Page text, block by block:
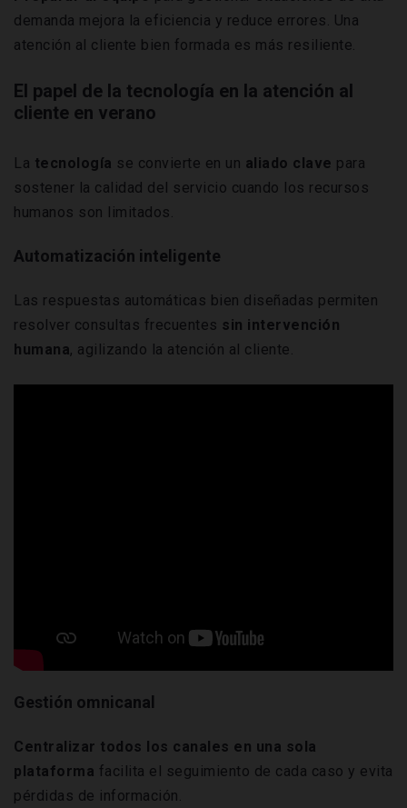
demanda mejora la eficiencia y reduce errores. Una
atención al cliente bien formada es más resiliente.
El papel de la tecnología en la atención al
cliente en verano
La tecnología se convierte en un aliado clave para
sostener la calidad del servicio cuando los recursos
humanos son limitados.
Automatización inteligente
Las respuestas automáticas bien diseñadas permiten
resolver consultas frecuentes sin intervención
humana, agilizando la atención al cliente.
Gestión omnicanal
Centralizar todos los canales en una sola
plataforma facilita el seguimiento de cada caso y evita
pérdidas de información.